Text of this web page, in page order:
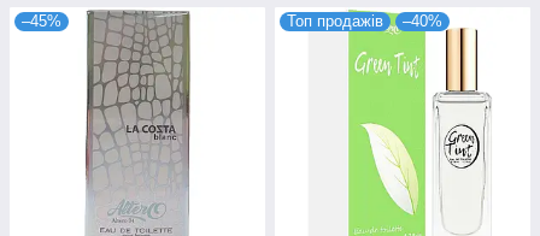
–45% Топ продажів –40%